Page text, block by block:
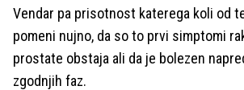
Vendar pa prisotnost katerega koli od
pomeni nujno, da so to prvi simptomi
prostate obstaja ali da je bolezen
zgodnjih faz.